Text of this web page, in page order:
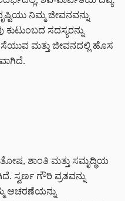
ನಿಮ್ಮ ಜೀವನವನ್ನು
ಕುಟುಂಬದ ಸದಸ್ಯರನ್ನು
ಮತ್ತು ಜೀವನದಲ್ಲಿ ಹೊಸ
ಶಾಂತಿ ಮತ್ತು ಸಮೃದ್ಧಿಯ
ಸ್ವರ್ಣ ಗೌರಿ ವ್ರತವನ್ನು
ಆಚರಣೆಯನ್ನು